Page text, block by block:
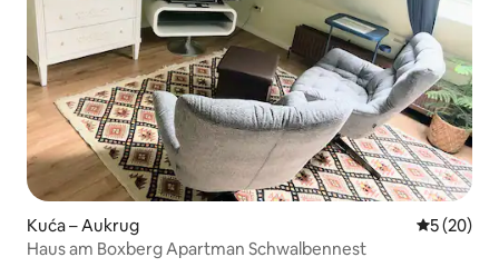
Kuća – Aukrug Prosječna
5 (20)
Haus am Boxberg Apartman Schwalbennest